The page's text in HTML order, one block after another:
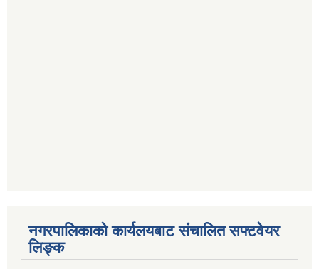
नगरपालिकाको कार्यलयबाट संचालित सफ्टवेयर
लिङ्क